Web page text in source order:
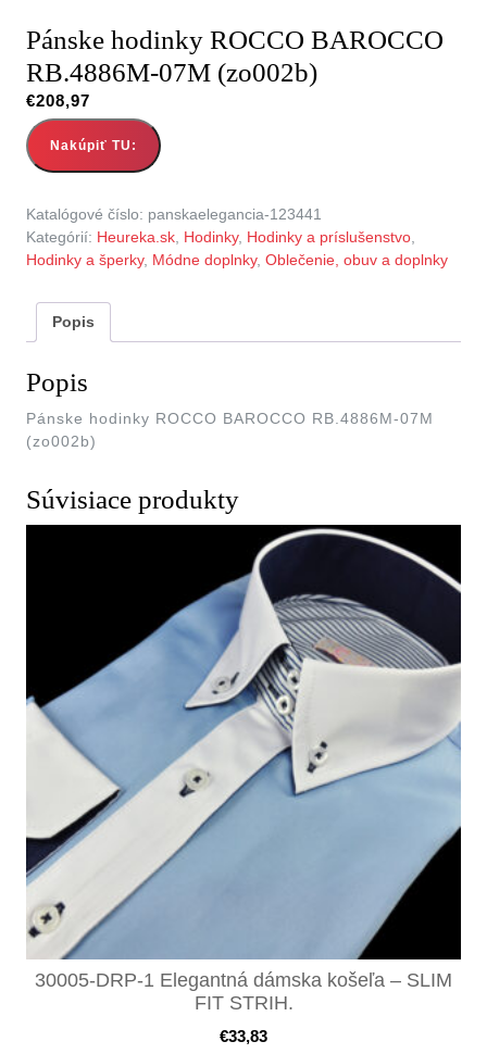
Pánske hodinky ROCCO BAROCCO
RB.4886M-07M (zo002b)
€208,97
Nakúpiť TU:
Katalógové číslo: panskaelegancia-123441
Kategórií: Heureka.sk Hodinky, Hodinky a príslušenstvo
Hodinky a šperky, Módne doplnky, Oblečenie, obuv a doplnky
Popis
Popis
Pánske hodinky ROCCO BAROCCO RB.4886M-07M
(zo002b)
Súvisiace produkty
30005-DRP-1 Elegantná dámska košeľa – SLIM
FIT STRIH.
€33,83